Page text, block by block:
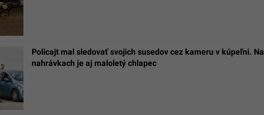
Policajt mal sledovať svojich susedov cez kameru v kúpeľni. Na
nahrávkach je aj maloletý chlapec